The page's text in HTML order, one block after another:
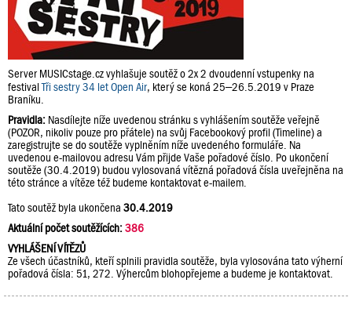
Server MUSICstage.cz vyhlašuje soutěž o 2x 2 dvoudenní vstupenky na
festivalTři sestry 34 let Open Air, který se koná 25–26.5.2019 v Praze
Braníku.
Pravidla: Nasdílejte níže uvedenou stránku s vyhlášením soutěže veřejně
(POZOR, nikoliv pouze pro přátele) na svůj Facebookový profil (Timeline) a
zaregistrujte se do soutěže vyplněním níže uvedeného formuláře. Na
uvedenou e-mailovou adresu Vám přijde Vaše pořadové číslo. Po ukončení
soutěže (30.4.2019) budou vylosovaná vítězná pořadová čísla uveřejněna na
této stránce a vítěze též budeme kontaktovat e-mailem.
Tato soutěž byla ukončena 30.4.2019
Aktuální počet soutěžících:386
VYHLÁŠENÍ VÍTĚZŮ
Ze všech účastníků, kteří splnili pravidla soutěže, byla vylosována tato výherní
pořadová čísla: 51, 272. Výhercům blohopřejeme a budeme je kontaktovat.